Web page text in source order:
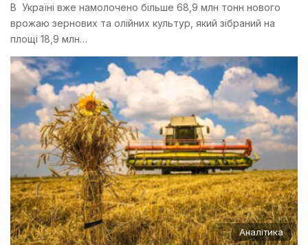
В Україні вже намолочено більше 68,9 млн тонн нового
врожаю зернових та олійних культур, який зібраний на
площі 18,9 млн…
Аналітика